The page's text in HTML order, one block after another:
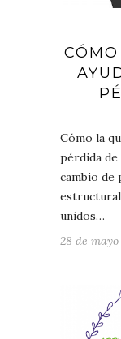
Cómo la
pérdida de
cambio de
unidos…
28 de